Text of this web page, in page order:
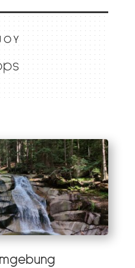
Sie
BUCHEN